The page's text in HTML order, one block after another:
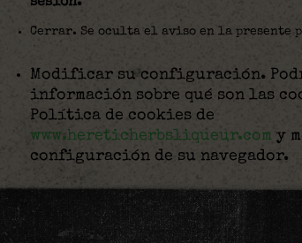
Cerrar. Se oculta el aviso en la presente
Modificar su configuración.
información sobre qué son las
Política de cookies de
www.hereticherbsliqueur.com y
configuración de su navegador.